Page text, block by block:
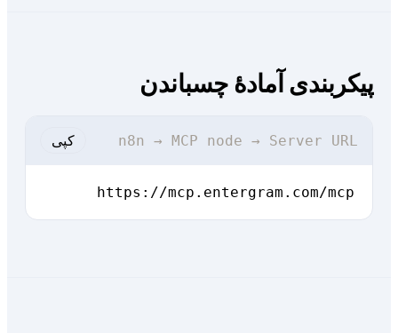
آمادهٔ چسباندن
n8n → MCP node → Server URL
https://mcp.entergram.com/mcp